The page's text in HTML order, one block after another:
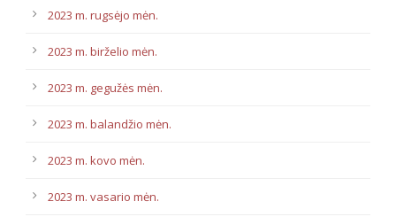
2023 m. rugsėjo mėn.
2023 m. birželio mėn.
2023 m. gegužės mėn.
2023 m. balandžio mėn.
2023 m. kovo mėn.
2023 m. vasario mėn.